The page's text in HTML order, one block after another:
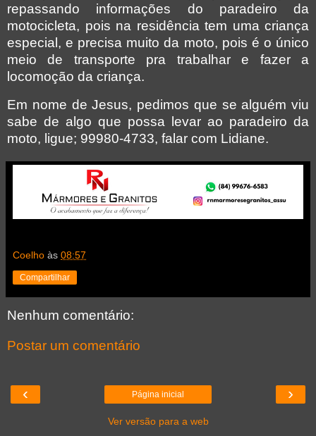
repassando informações do paradeiro da
motocicleta, pois na residência tem uma criança
especial, e precisa muito da moto, pois é o único
meio de transporte pra trabalhar e fazer a
locomoção da criança.
Em nome de Jesus, pedimos que se alguém viu
sabe de algo que possa levar ao paradeiro da
moto, ligue; 99980-4733, falar com Lidiane.
Coelho às 08:57
Compartilhar
Nenhum comentário:
Postar um comentário
‹ ›
Página inicial
Ver versão para a web